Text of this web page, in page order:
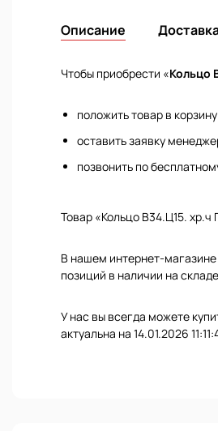
Описание
Чтобы приобрести «Кольцо
положить товар в
оставить заявку
позвонить по
Товар «Кольцо B34.Ц15.
В нашем интернет-магазине
позиций в наличии на
У нас вы всегда можете
актуальна на 14.01.2026